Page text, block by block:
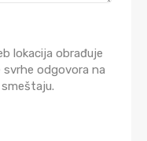
lokacija obrađuje
odgovora na